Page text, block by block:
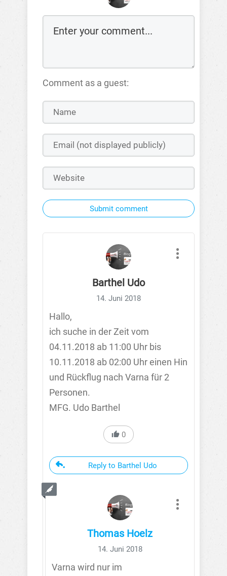
Comment as a guest:
Submit comment
Barthel Udo
14. Juni 2018
Hallo,
ich suche in der Zeit vom
04.11.2018 ab 11:00 Uhr bis
10.11.2018 ab 02:00 Uhr einen Hin
und Rückflug nach Varna für 2
Personen.
MFG. Udo Barthel
0
Reply to Barthel Udo
Thomas Hoelz
14. Juni 2018
Varna wird nur im